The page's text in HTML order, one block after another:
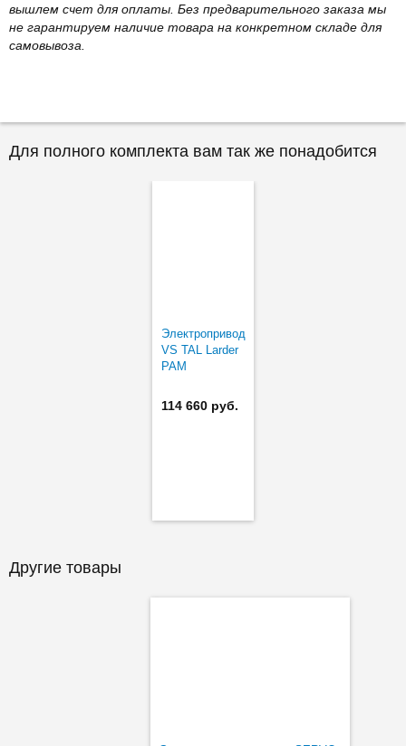
вышлем счет для оплаты. Без предварительного заказа мы
не гарантируем наличие товара на конкретном складе для
самовывоза.
Для полного комплекта вам так же понадобится
Электропривод
VS TAL Larder
PAM
114 660 руб.
Другие товары